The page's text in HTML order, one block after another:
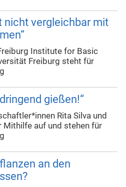
nicht vergleichbar mit
Institute for Basic
Freiburg steht für
gießen!“
Rita Silva und
Mithilfe auf und stehen für
an den